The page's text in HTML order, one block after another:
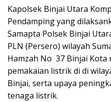
Kapolsek Binjai Utara
Pendamping yang
Samapta Polsek Binjai
PLN (Persero) wilayah
Hamzah No 37 Binjai
pemakaian listrik di di
Binjai, serta upaya
tenaga listrik.